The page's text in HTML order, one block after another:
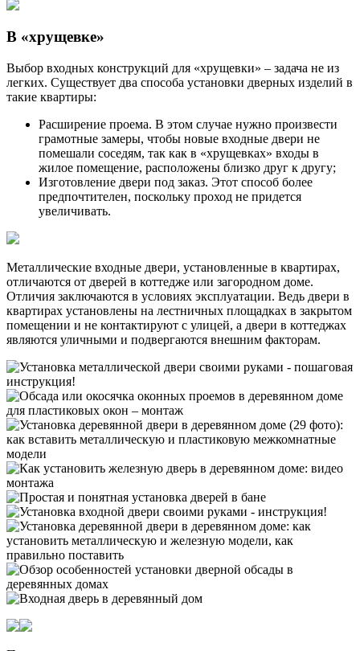
В «хрущевке»
Выбор входных конструкций для «хрущевки» – задача не из
легких. Существует два способа установки дверных изделий в
такие квартиры:
Расширение проема. В этом случае нужно произвести
грамотные замеры, чтобы новые входные двери не
помешали соседям, так как в «хрущевках» входы в
жилое помещение, расположены близко друг к другу;
Изготовление двери под заказ. Этот способ более
предпочтителен, поскольку проход не придется
увеличивать.
Металлические входные двери, установленные в квартирах,
отличаются от дверей в коттедже или загородном доме.
Отличия заключаются в условиях эксплуатации. Ведь двери в
квартирах установлены на лестничных площадках в закрытом
помещении и не контактируют с улицей, а двери в коттеджах
являются уличными и подвергаются внешним факторам.